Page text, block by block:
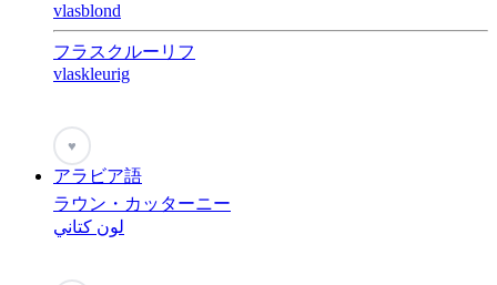
vlasblond
フラスクルーリフ
vlaskleurig
♥
アラビア語
ラウン・カッターニー
لون كتاني